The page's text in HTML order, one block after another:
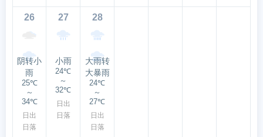
26
阴转小
雨
25℃
～
34℃
日出
日落
27
小雨
24℃
～
32℃
日出
日落
28
大雨转
大暴雨
24℃
～
27℃
日出
日落